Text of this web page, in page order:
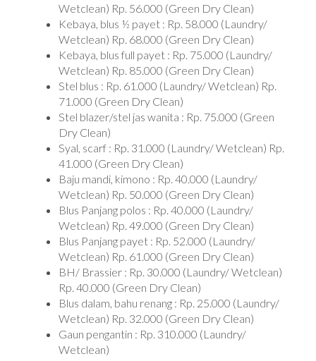
Wetclean) Rp. 56.000 (Green Dry Clean)
Kebaya, blus ½ payet : Rp. 58.000 (Laundry/
Wetclean) Rp. 68.000 (Green Dry Clean)
Kebaya, blus full payet : Rp. 75.000 (Laundry/
Wetclean) Rp. 85.000 (Green Dry Clean)
Stel blus : Rp. 61.000 (Laundry/ Wetclean) Rp.
71.000 (Green Dry Clean)
Stel blazer/stel jas wanita : Rp. 75.000 (Green
Dry Clean)
Syal, scarf : Rp. 31.000 (Laundry/ Wetclean) Rp.
41.000 (Green Dry Clean)
Baju mandi, kimono : Rp. 40.000 (Laundry/
Wetclean) Rp. 50.000 (Green Dry Clean)
Blus Panjang polos : Rp. 40.000 (Laundry/
Wetclean) Rp. 49.000 (Green Dry Clean)
Blus Panjang payet : Rp. 52.000 (Laundry/
Wetclean) Rp. 61.000 (Green Dry Clean)
BH/ Brassier : Rp. 30.000 (Laundry/ Wetclean)
Rp. 40.000 (Green Dry Clean)
Blus dalam, bahu renang : Rp. 25.000 (Laundry/
Wetclean) Rp. 32.000 (Green Dry Clean)
Gaun pengantin : Rp. 310.000 (Laundry/
Wetclean)